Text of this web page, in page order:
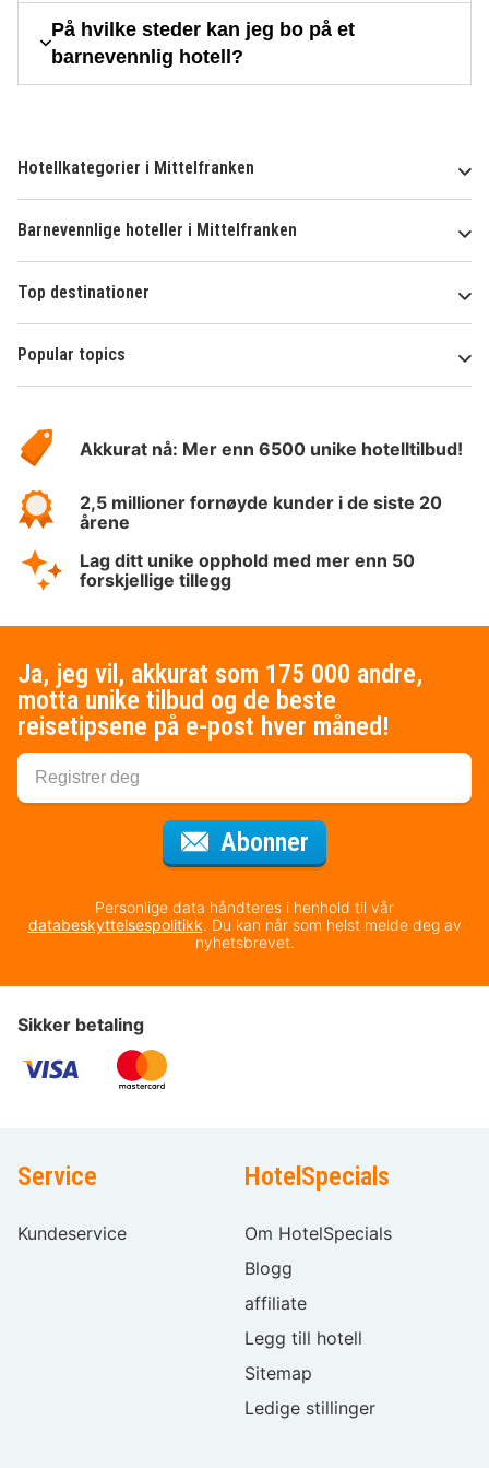
På hvilke steder kan jeg bo på et
barnevennlig hotell?
Hotellkategorier i Mittelfranken
Barnevennlige hoteller i Mittelfranken
Top destinationer
Popular topics
Hotelspecials
Akkurat nå: Mer enn 6500 unike hotelltilbud!
2,5 millioner fornøyde kunder i de siste 20
årene
Lag ditt unike opphold med mer enn 50
forskjellige tillegg
Ja, jeg vil, akkurat som 175 000 andre,
motta unike tilbud og de beste
reisetipsene på e-post hver måned!
Abonner
Personlige data håndteres i henhold til vår
databeskyttelsespolitikk. Du kan når som helst melde deg av
nyhetsbrevet.
Sikker betaling
Service
Kundeservice
HotelSpecials
Om HotelSpecials
Blogg
affiliate
Legg till hotell
Sitemap
Ledige stillinger